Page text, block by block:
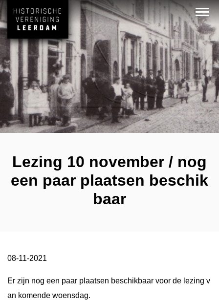
Lezing 10 november / nog
een paar plaatsen beschik
baar
08-11-2021
Er zijn nog een paar plaatsen beschikbaar voor de lezing v
an komende woensdag.